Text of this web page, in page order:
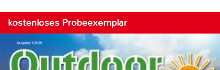
kostenloses Probeexemplar